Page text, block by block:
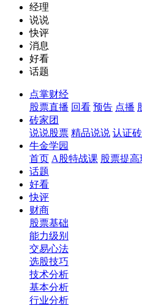
经理
说说
快评
消息
好看
话题
点掌财经
股票直播 回看 预告 点播
砖家团
说说股票 精品说说 认证
牛金学园
首页 A股特战课 股票提高
话题
好看
快评
财商
股票基础
能力级别
交易心法
选股技巧
技术分析
基本分析
行业分析